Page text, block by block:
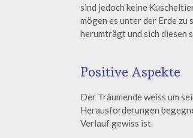
sind jedoch keine
mögen es unter der Erde
herumträgt und sich diesen
Positive Aspekte
Der Träumende weiss um
Herausforderungen
Verlauf gewiss ist.